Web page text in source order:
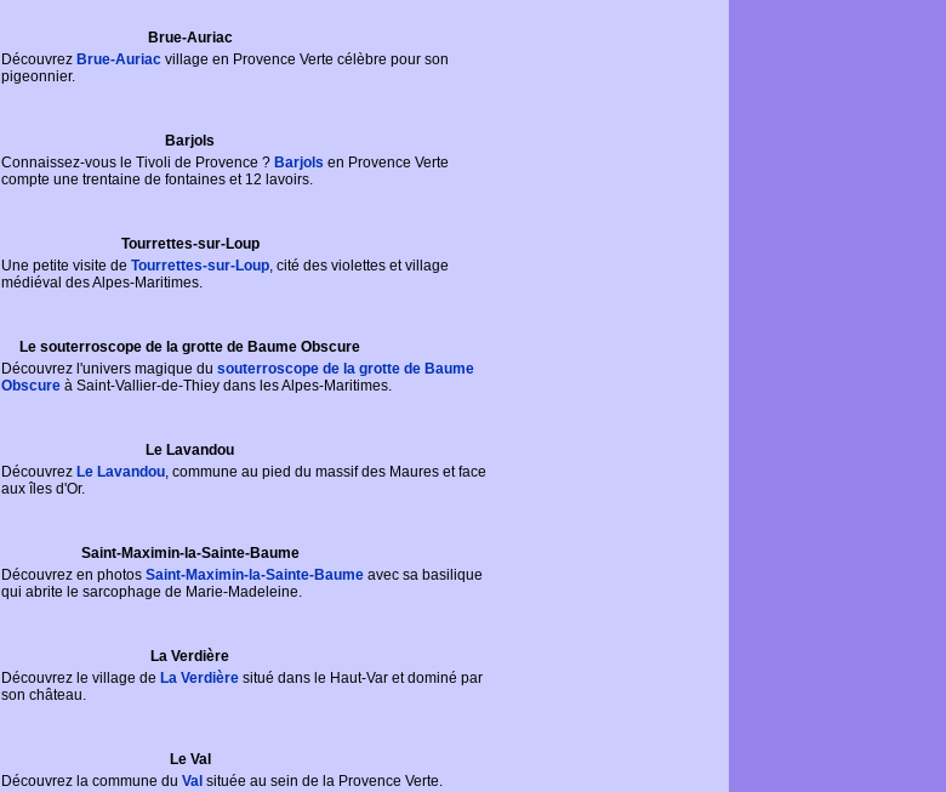
Brue-Auriac
Découvrez Brue-Auriacvillage en Provence Verte célèbre pour son
pigeonnier.
Barjols
Connaissez-vous le Tivoli de Provence ? Barjols en Provence Verte
compte une trentaine de fontaines et 12 lavoirs.
Tourrettes-sur-Loup
Une petite visite de Tourrettes-sur-Loup, cité des violettes et village
médiéval des Alpes-Maritimes.
Le souterroscope de la grotte de Baume Obscure
Découvrez l'univers magique du souterroscope de la grotte de Baume
Obscureà Saint-Vallier-de-Thiey dans les Alpes-Maritimes.
Le Lavandou
Découvrez Le Lavandou, commune au pied du massif des Maures et face
aux îles d'Or.
Saint-Maximin-la-Sainte-Baume
Découvrez en photos Saint-Maximin-la-Sainte-Baumeavec sa basilique
qui abrite le sarcophage de Marie-Madeleine.
La Verdière
Découvrez le village de La Verdièresitué dans le Haut-Var et dominé par
son château.
Le Val
Découvrez la commune du Val située au sein de la Provence Verte.